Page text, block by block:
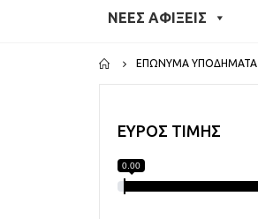
ΝΕΕΣ ΑΦΙΞΕΙΣ
ΕΠΏΝΥΜΑ ΥΠΟΔΉΜΑΤΑ
ΕΥΡΟΣ ΤΙΜΗΣ
0.00